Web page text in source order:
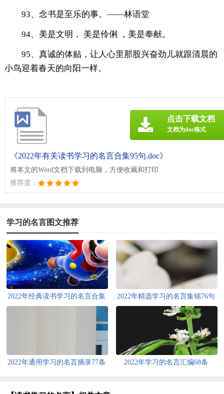
93、念书是至乐的事。——林语堂
94、美是文明， 美是伶俐 ，美是奉献。
95、真诚的体贴，让人心里那股兴奋劲儿就跟清晨的
小鸟迎着春天的向阳一样。
《2022年有关读书学习的名言合集95句.doc》
将本文的Word文档下载到电脑，方便收藏和打印
推荐度：
点击下载文档
文档为doc格式
学习的名言图文推荐
2022年经典读书学习的名言合集
2022年精选学习的名言集锦76句
2022年通用学习的名言摘录77条 2022年学习的名言汇编68条